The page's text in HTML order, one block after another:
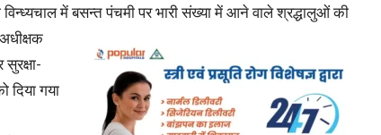
में बसन्त पंचमी पर भारी संख्या में आने वाले श्रद्धालुओं की
दिया गया